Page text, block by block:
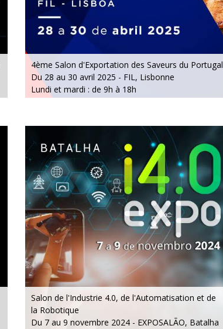
4ème Salon d'Exportation des Saveurs du Portugal
Du 28 au 30 avril 2025 - FIL, Lisbonne
Lundi et mardi : de 9h à 18h
Salon de l'Industrie 4.0, de l'Automatisation et de
la Robotique
Du 7 au 9 novembre 2024 - EXPOSALÃO, Batalha